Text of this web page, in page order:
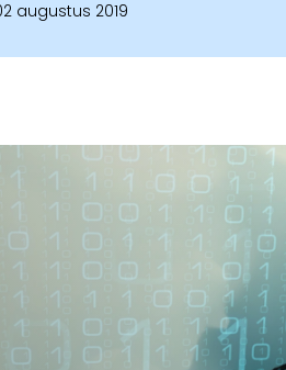
augustus 2019